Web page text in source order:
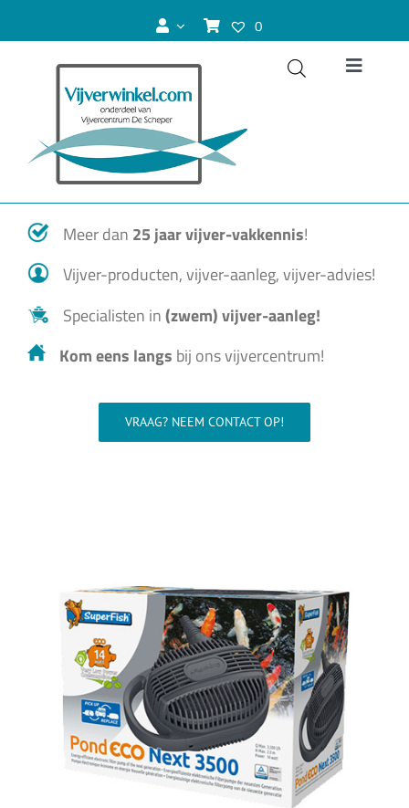
naar
0
Toggle
Zwemvijver
Koivijver
Vijverplanten
Contact
Onze showroom >>>
Meer dan 25 jaar vijver-vakkennis!
Vijver-producten, vijver-aanleg, vijver-advies!
Specialisten in(zwem) vijver-aanleg!
Kom eens langs bij ons vijvercentrum!
VRAAG? NEEM CONTACT OP!